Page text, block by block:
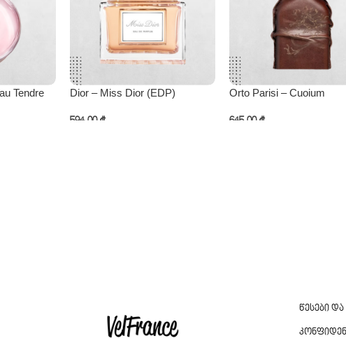
Tendre Dior – Miss Dior (EDP)
594,00 ₾
Orto Parisi – Cuoium
645,00 ₾
წესები